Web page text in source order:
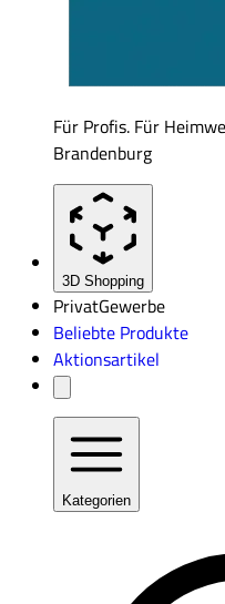
Für Profis. Für
Brandenburg
3D Shopping
PrivatGewerbe
Beliebte Produkte
Aktionsartikel
Kategorien